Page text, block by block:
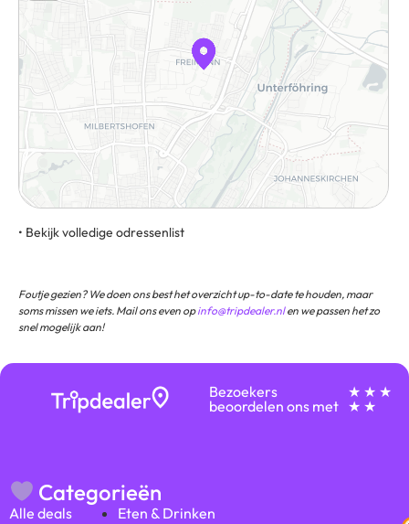
• Bekijk volledige odressenlist
Foutje gezien? We doen ons best het overzicht up-to-date te houden, maar
soms missen we iets. Mail ons even opinfo@tripdealer.nlen we passen het zo
snel mogelijk aan!
Bezoekers
beoordelen ons met
★ ★ ★
★ ★
Categorieën
Alle deals
Eten & Drinken